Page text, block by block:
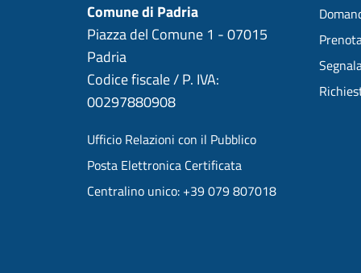
Comune di Padria
Piazza del Comune 1 - 07015
Padria
Codice fiscale / P. IVA:
00297880908
Ufficio Relazioni con il Pubblico
Posta Elettronica Certificata
Centralino unico: +39 079 807018